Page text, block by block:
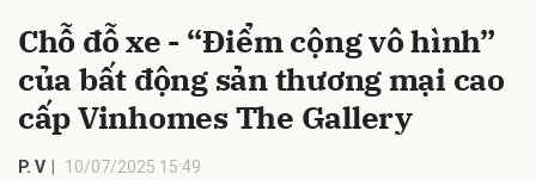
Chỗ đỗ xe - “Điểm cộng vô hình”
của bất động sản thương mại cao
cấp Vinhomes The Gallery
P. V 10/07/2025 15:49